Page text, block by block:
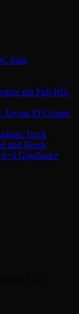
Elite
mit Full-HD-
Toyota FJ Cruiser
Truck
und Reedy
GigaSpace